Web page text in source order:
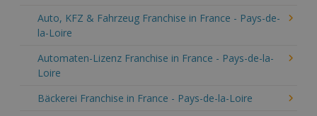
Auto, KFZ & Fahrzeug Franchise in France - Pays-de-
la-Loire
Automaten-Lizenz Franchise in France - Pays-de-la-
Loire
Bäckerei Franchise in France - Pays-de-la-Loire